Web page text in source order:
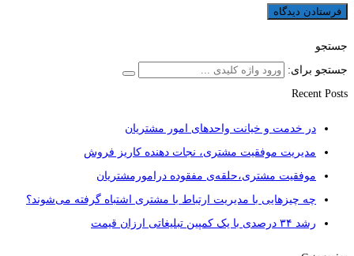
جستجو
جستجو برای:
Recent Posts
در خدمت و خیانت واحدهای امور مشتریان
مدیریت موفقیت مشتری، نجات دهنده کاریز فروش
موفقیت مشتری،حلقه‌ی مفقوده درامورمشتریان
چه چیزهایی با مدیریت ارتباط با مشتری اشتباه گرفته می‌شوند؟
رشد ۳۴ درصدی با یک کمپین تبلیغاتی ارزان قیمت